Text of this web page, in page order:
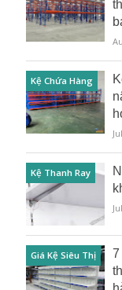
Kệ Chứa Hàng
Kệ Thanh Ray
Giá Kệ Siêu Thị
7